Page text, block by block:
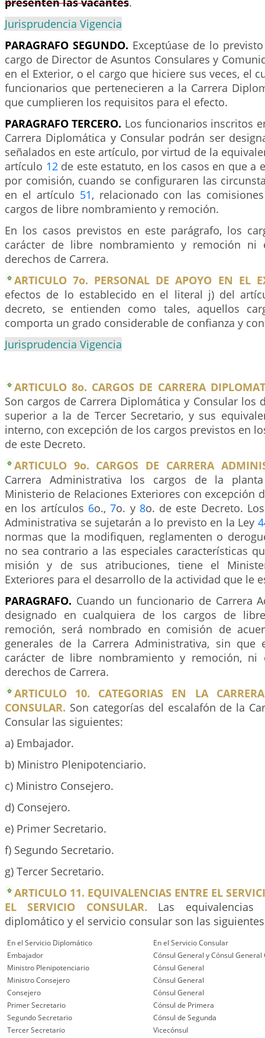
Jurisprudencia Vigencia
PARAGRAFO SEGUNDO. Exceptúase de lo
cargo de Director de Asuntos Consulares y
en el Exterior, o el cargo que hiciere sus veces, el
funcionarios que pertenecieren a la Carrera
que cumplieren los requisitos para el efecto.
PARAGRAFO TERCERO. Los funcionarios inscritos
Carrera Diplomática y Consular podrán ser
señalados en este artículo, por virtud de la
artículo 12de este estatuto, en los casos en que a
por comisión, cuando se configuraren las
en el artículo 51, relacionado con las
cargos de libre nombramiento y remoción.
En los casos previstos en este parágrafo, los
carácter de libre nombramiento y remoción ni
derechos de Carrera.
ARTICULO 7o. PERSONAL DE APOYO EN EL
efectos de lo establecido en el literal j) del
decreto, se entienden como tales, aquellos
comporta un grado considerable de confianza y
Jurisprudencia Vigencia
ARTICULO 8o. CARGOS DE CARRERA
Son cargos de Carrera Diplomática y Consular los
superior a la de Tercer Secretario, y sus
interno, con excepción de los cargos previstos en
de este Decreto.
ARTICULO 9o. CARGOS DE CARRERA
Carrera Administrativa los cargos de la
Ministerio de Relaciones Exteriores con excepción
en los artículos 6o.,7o. y 8o. de este Decreto.
Administrativa se sujetarán a lo previsto en la Ley
normas que la modifiquen, reglamenten o
no sea contrario a las especiales características
misión y de sus atribuciones, tiene el
Exteriores para el desarrollo de la actividad que le
PARAGRAFO. Cuando un funcionario de Carrera
designado en cualquiera de los cargos de
remoción, será nombrado en comisión de
generales de la Carrera Administrativa, sin que
carácter de libre nombramiento y remoción, ni
derechos de Carrera.
ARTICULO 10. CATEGORIAS EN LA
CONSULAR. Son categorías del escalafón de la
Consular las siguientes:
a) Embajador.
b) Ministro Plenipotenciario.
c) Ministro Consejero.
d) Consejero.
e) Primer Secretario.
f) Segundo Secretario.
g) Tercer Secretario.
ARTICULO 11. EQUIVALENCIAS ENTRE EL
EL SERVICIO CONSULAR. Las
diplomático y el servicio consular son las
En el Servicio Diplomático
En el Servicio Consular
Embajador
Cónsul General y Cónsul General
Ministro Plenipotenciario
Cónsul General
Ministro Consejero
Cónsul General
Consejero
Cónsul General
Primer Secretario
Cónsul de Primera
Segundo Secretario
Cónsul de Segunda
Tercer Secretario
Vicecónsul